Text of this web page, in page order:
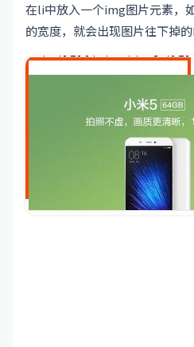
在li中放入一个img图片元素，
的宽度，就会出现图片往下掉的